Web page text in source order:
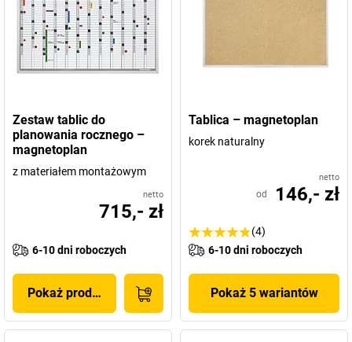
Zestaw tablic do
planowania rocznego –
magnetoplan
z materiałem montażowym
netto
715,- zł
6-10 dni roboczych
Pokaż produkt
Tablica – magnetoplan
korek naturalny
netto
od 146,- zł
(4)
6-10 dni roboczych
Pokaż 5 wariantów